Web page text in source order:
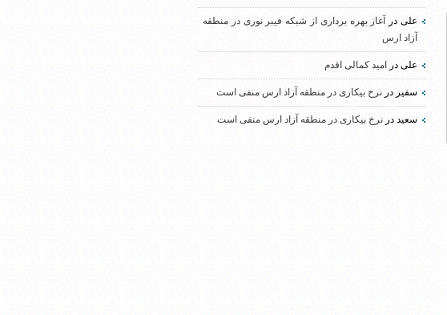
علیدر
آغاز بهره برداری از شبکه فیبر نوری در منطقه
آزاد ارس
علی در امید کمالی اقدم
سفیر در نرخ بیکاری در منطقه آزاد ارس منفی است
سعید در نرخ بیکاری در منطقه آزاد ارس منفی است